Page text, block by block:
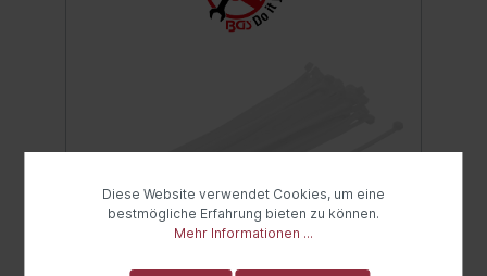
Diese Website verwendet Cookies, um eine
bestmögliche Erfahrung bieten zu können.
Mehr Informationen ...